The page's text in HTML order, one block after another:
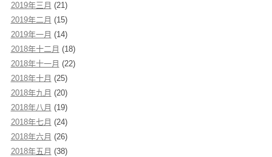
2019年三月 (21)
2019年二月 (15)
2019年一月 (14)
2018年十二月 (18)
2018年十一月 (22)
2018年十月 (25)
2018年九月 (20)
2018年八月 (19)
2018年七月 (24)
2018年六月 (26)
2018年五月 (38)